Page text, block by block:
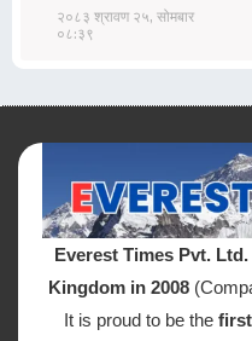
२०८३ श्रावण २५, सोमबार
०८:३९
Everest Times Pvt. Ltd.
Kingdom in 2008
It is proud to be the